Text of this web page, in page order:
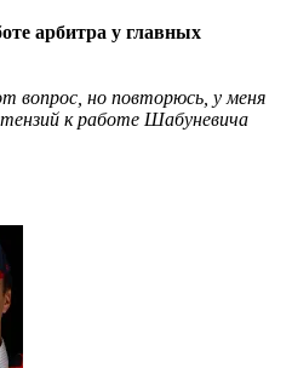
арбитра у главных
вопрос, но повторюсь, у меня
к работе Шабуневича